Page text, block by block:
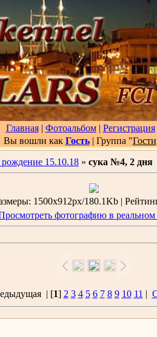
Главная| Фотоальбом| Регистрация
Вы вошли как Гость| Группа "Гости
15.10.18 » сука №4, 2 дня
1500x912px/180.1Kb |
фотографию в реальном
| [1] 2 3 4 5 6 7 8 9 10 11 |